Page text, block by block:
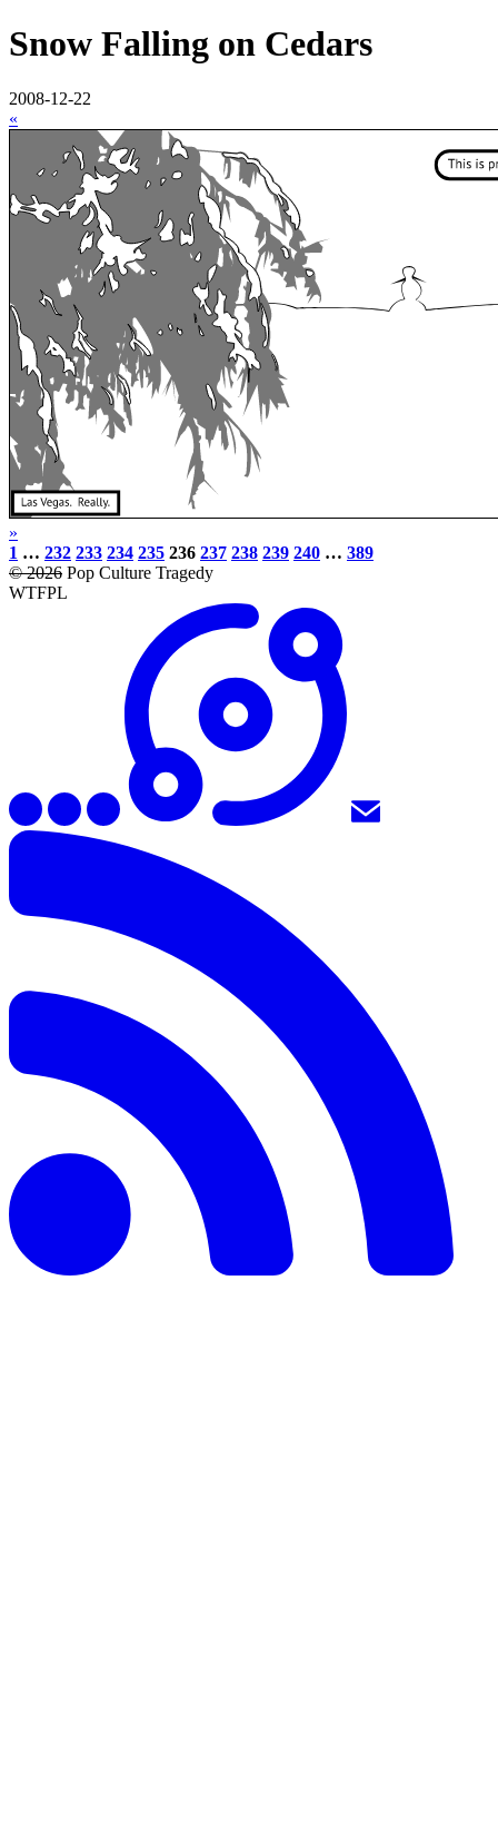
Snow Falling on Cedars
2008-12-22
«
»
1 … 232 233 234 235 236 237 238 239 240 … 389
© 2026 Pop Culture Tragedy
WTFPL